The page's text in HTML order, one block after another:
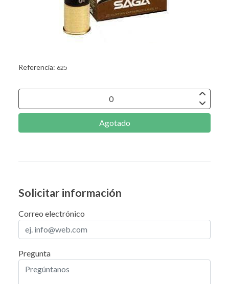
Referencia: 625
Agotado
Solicitar información
Correo electrónico
Pregunta